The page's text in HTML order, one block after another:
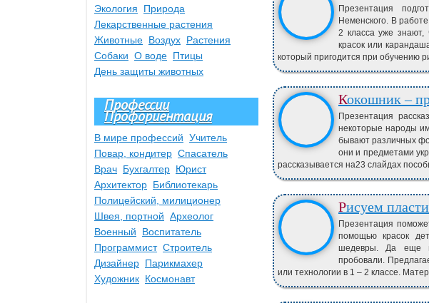
Презентация
Неменского. В
2 класса уже
красок или
который пригодится при обучению
Кокошник –
Презентация
некоторые народы
бывают различных
они и предметами
рассказывается на23 слайдах
Рисуем
Презентация
помощью красок
шедевры. Да еще и
пробовали.
или технологии в 1 – 2 классе.
Экология
Природа
Лекарственные растения
Животные Воздух Растения
Собаки О воде Птицы
День защиты животных
Профессии
Профориентация
В мире профессий Учитель
Повар, кондитер Спасатель
Врач Бухгалтер Юрист
Архитектор Библиотекарь
Полицейский, милиционер
Швея, портной Археолог
Военный
Воспитатель
Программист Строитель
Дизайнер Парикмахер
Художник Космонавт